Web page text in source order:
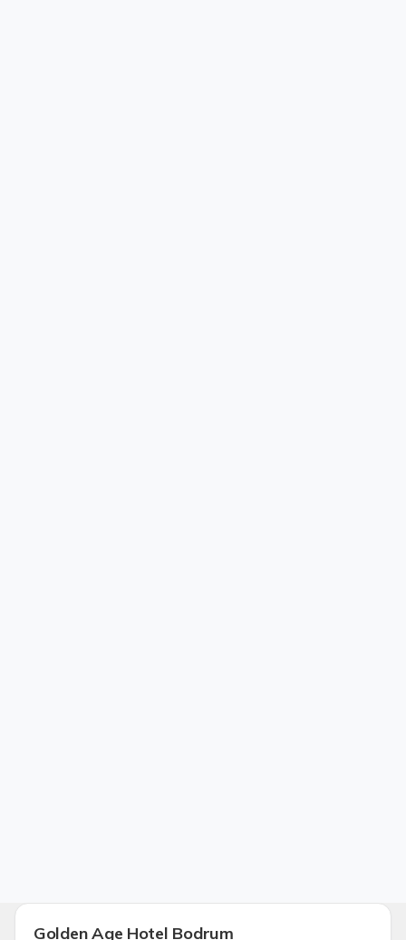
Golden Age Hotel Bodrum